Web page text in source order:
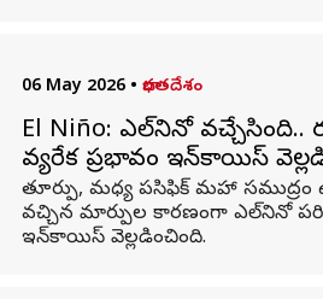
06 May 2026 • భారతదేశం
El Niño: ఎల్‌నినో వచ్చేసింది..
వ్యతిరేక ప్రభావం ఇన్‌కాయిస్‌
తూర్పు, మధ్య పసిఫిక్ మహా సముద్రం
వచ్చిన మార్పుల కారణంగా ఎల్‌నినో
ఇన్‌కాయిస్‌ వెల్లడించింది.